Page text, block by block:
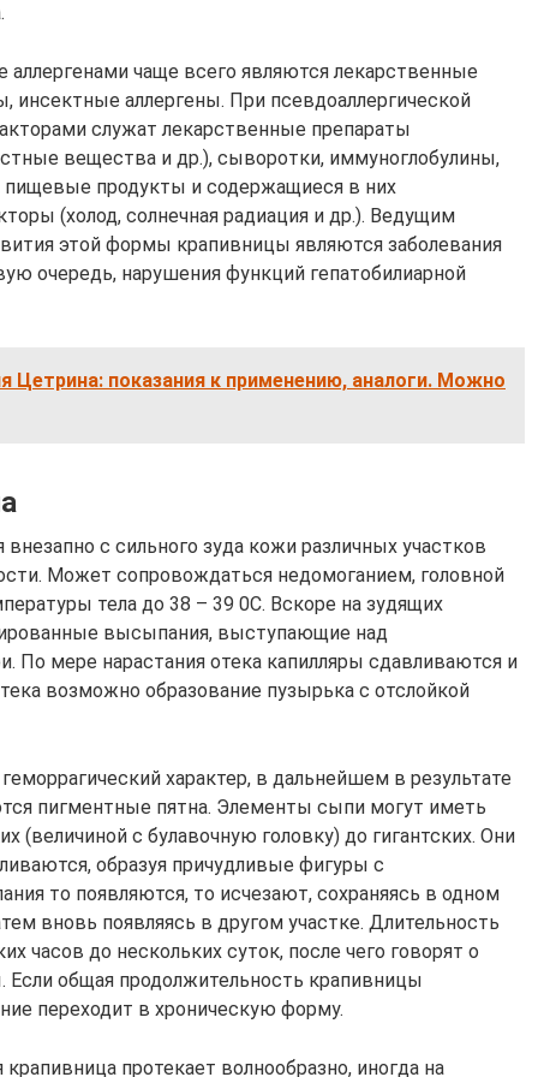
аллергенами чаще всего являются лекарственные
инсектные аллергены. При псевдоаллергической
служат лекарственные препараты
вещества и др.), сыворотки, иммуноглобулины,
пищевые продукты и содержащиеся в них
(холод, солнечная радиация и др.). Ведущим
этой формы крапивницы являются заболевания
очередь, нарушения функций гепатобилиарной
Цетрина: показания к применению, аналоги. Можно
с сильного зуда кожи различных участков
Может сопровождаться недомоганием, головной
тела до 38 – 39 0С. Вскоре на зудящих
высыпания, выступающие над
По мере нарастания отека капилляры сдавливаются и
возможно образование пузырька с отслойкой
характер, в дальнейшем в результате
пигментные пятна. Элементы сыпи могут иметь
(величиной с булавочную головку) до гигантских. Они
образуя причудливые фигуры с
то появляются, то исчезают, сохраняясь в одном
вновь появляясь в другом участке. Длительность
часов до нескольких суток, после чего говорят о
общая продолжительность крапивницы
переходит в хроническую форму.
протекает волнообразно, иногда на